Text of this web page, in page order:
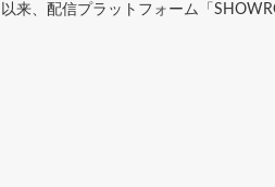
来、配信プラットフォーム「